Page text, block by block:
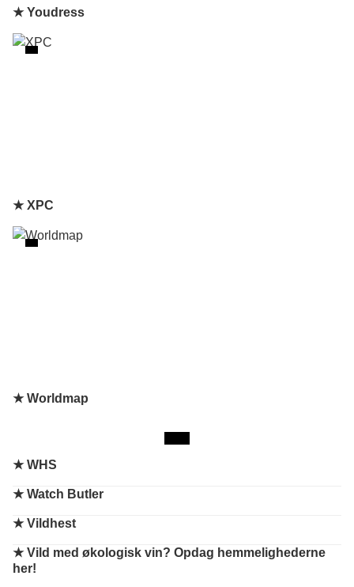
★ Youdress
★ XPC
★ Worldmap
★WHS
★Watch Butler
★Vildhest
★Vild med økologisk vin? Opdag hemmelighederne
her!